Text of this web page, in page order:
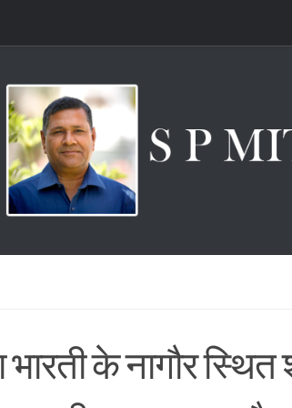
भारती के नागौर स्थित